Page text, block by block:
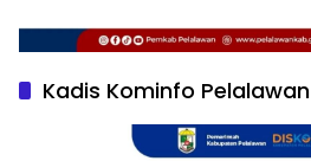
Kadis Kominfo Pelalawan